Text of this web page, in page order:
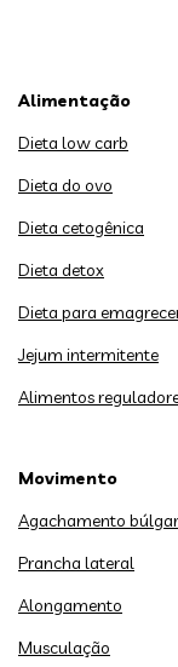
Alimentação
Dieta low carb
Dieta do ovo
Dieta cetogênica
Dieta detox
Dieta para
Jejum intermitente
Alimentos
Movimento
Agachamento
Prancha lateral
Alongamento
Musculação